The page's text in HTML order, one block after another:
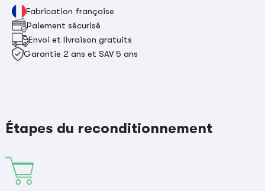
Fabrication française
Paiement sécurisé
Envoi et livraison gratuits
Garantie 2 ans et SAV 5 ans
Étapes du reconditionnement